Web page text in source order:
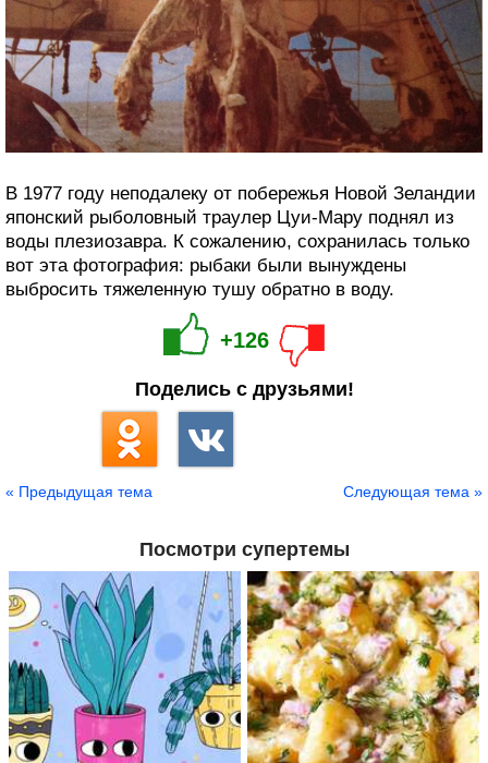
В 1977 году неподалеку от побережья Новой Зеландии
японский рыболовный траулер Цуи-Мару поднял из
воды плезиозавра. К сожалению, сохранилась только
вот эта фотография: рыбаки были вынуждены
выбросить тяжеленную тушу обратно в воду.
+126
Поделись с друзьями!
« Предыдущая тема Следующая тема »
Посмотри супертемы